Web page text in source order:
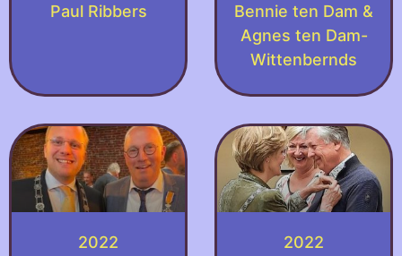
Paul Ribbers
Bennie ten Dam &
Agnes ten Dam-
Wittenbernds
2022
2022